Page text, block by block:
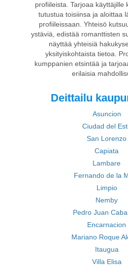
profiileista. Tarjoaa käyttäjille
tutustua toisiinsa ja aloittaa
profiileissaan. Yhteisö
ystäviä, edistää romanttisten
näyttää yhteisiä
yksityiskohtaista tietoa.
kumppanien etsintää ja
erilaisia
Deittailu
Asuncion
Ciudad del
San Lorenzo
Capiata
Lambare
Fernando de la
Limpio
Nemby
Pedro Juan
Encarnacion
Mariano Roque
Itaugua
Villa Elisa